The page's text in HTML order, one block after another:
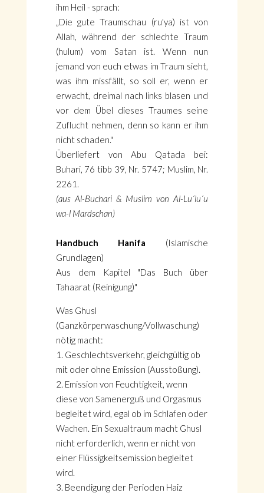
ihm Heil - sprach:
„Die gute Traumschau (ru'ya) ist von
Allah, während der schlechte Traum
(hulum) vom Satan ist. Wenn nun
jemand von euch etwas im Traum sieht,
was ihm missfällt, so soll er, wenn er
erwacht, dreimal nach links blasen und
vor dem Übel dieses Traumes seine
Zuflucht nehmen, denn so kann er ihm
nicht schaden."
Überliefert von Abu Qatada bei:
Buhari, 76 tibb 39, Nr. 5747; Muslim, Nr.
2261.
(aus Al-Buchari & Muslim von Al-Lu´lu´u
wa-l Mardschan)
Handbuch Hanifa (Islamische
Grundlagen)
Aus dem Kapitel "Das Buch über
Tahaarat (Reinigung)"
Was Ghusl
(Ganzkörperwaschung/Vollwaschung)
nötig macht:
1. Geschlechtsverkehr, gleichgültig ob
mit oder ohne Emission (Ausstoßung).
2. Emission von Feuchtigkeit, wenn
diese von Samenerguß und Orgasmus
begleitet wird, egal ob im Schlafen oder
Wachen. Ein Sexualtraum macht Ghusl
nicht erforderlich, wenn er nicht von
einer Flüssigkeitsemission begleitet
wird.
3. Beendigung der Perioden Haiz